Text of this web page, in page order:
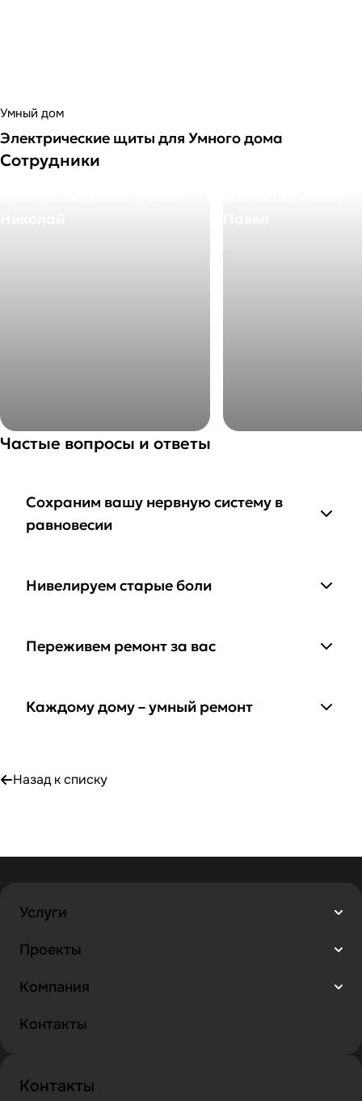
Умный дом
Электрические щиты для Умного дома
Сотрудники
Частые вопросы и ответы
Сохраним вашу нервную систему в
равновесии
Нивелируем старые боли
Переживем ремонт за вас
Каждому дому – умный ремонт
Назад к списку
Услуги
Проекты
Компания
Контакты
Контакты